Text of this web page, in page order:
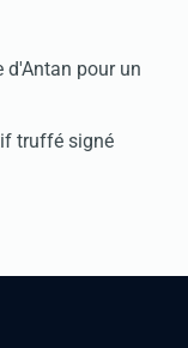
d'Antan pour un
truffé signé